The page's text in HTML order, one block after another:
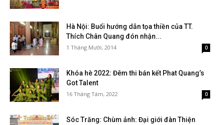
Hà Nội: Buổi hướng dẫn tọa thiền của TT.
Thích Chân Quang đón nhận...
1 Tháng Mười, 2014 0
Khóa hè 2022: Đêm thi bán kết Phat Quang’s
Got Talent
16 Tháng Tám, 2022 0
Sóc Trăng: Chùm ảnh: Đại giới đàn Thiện